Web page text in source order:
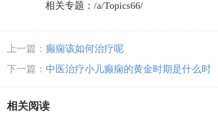
相关专题：/a/Topics66/
上一篇： 癫痫该如何治疗呢
下一篇： 中医治疗小儿癫痫的黄金时期是什么时
候？
相关阅读